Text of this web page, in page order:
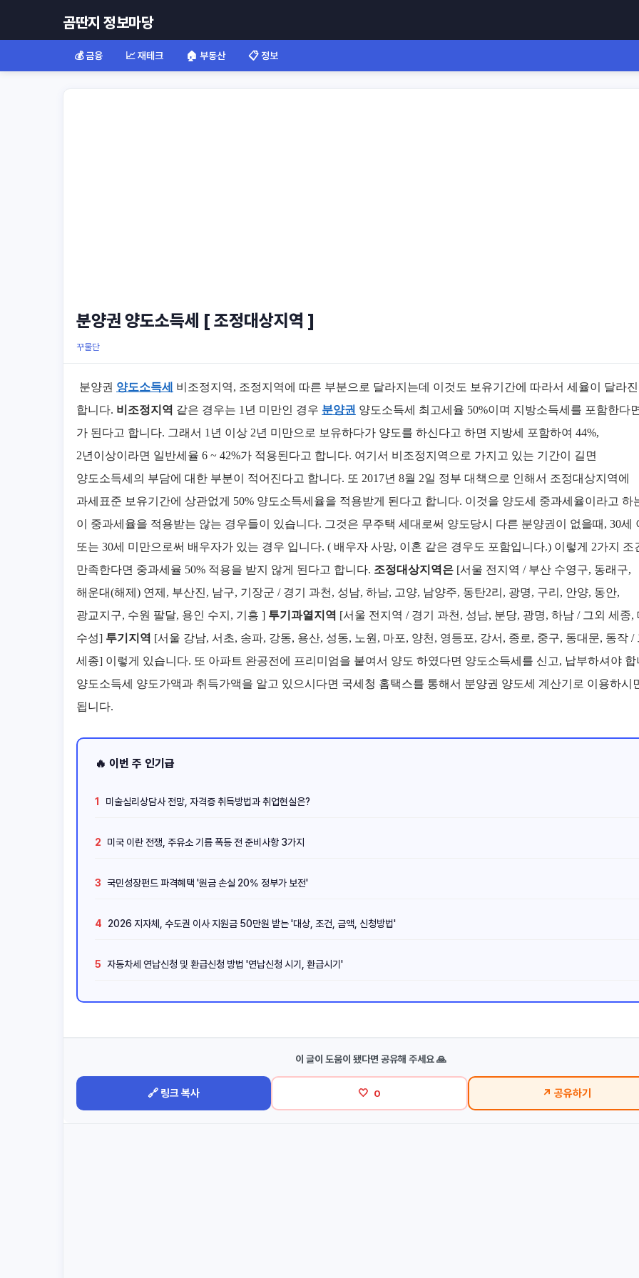
곰딴지 정보마당
💰 금융 📈 재테크 🏠 부동산 📋 정보
분양권 양도소득세 [ 조정대상지역 ]
꾸물단
분양권 양도소득세
비조정지역, 조정지역에 따른 부분으로 달라지는데 이것도 보유기간에 따라서 세율이 달라
합니다. 비조정지역 같은 경우는 1년 미만인 경우 분양권 양도소득세 최고세율 50%이며 지방소득세를 포함한다
가 된다고 합니다. 그래서 1년 이상 2년 미만으로 보유하다가 양도를 하신다고 하면 지방세 포함하여 44%,
2년이상이라면 일반세율 6 ~ 42%가 적용된다고 합니다. 여기서 비조정지역으로 가지고 있는 기간이 길면
양도소득세의 부담에 대한 부분이 적어진다고 합니다. 또 2017년 8월 2일 정부 대책으로 인해서 조정대상지역에
과세표준 보유기간에 상관없게 50% 양도소득세율을 적용받게 된다고 합니다. 이것을 양도세 중과세율이라고 하
이 중과세율을 적용받는 않는 경우들이 있습니다. 그것은 무주택 세대로써 양도당시 다른 분양권이 없을때, 30세
또는 30세 미만으로써 배우자가 있는 경우 입니다. ( 배우자 사망, 이혼 같은 경우도 포함입니다.) 이렇게 2가지 조
만족한다면 중과세율 50% 적용을 받지 않게 된다고 합니다. 조정대상지역은 [서울 전지역 / 부산 수영구, 동래구,
해운대(해제) 연제, 부산진, 남구, 기장군 / 경기 과천, 성남, 하남, 고양, 남양주, 동탄2리, 광명, 구리, 안양, 동안,
광교지구, 수원 팔달, 용인 수지, 기흥 ] 투기과열지역 [서울 전지역 / 경기 과천, 성남, 분당, 광명, 하남 / 그외 세종,
수성] 투기지역 [서울 강남, 서초, 송파, 강동, 용산, 성동, 노원, 마포, 양천, 영등포, 강서, 종로, 중구, 동대문, 동작 /
세종] 이렇게 있습니다. 또 아파트 완공전에 프리미엄을 붙여서 양도 하였다면 양도소득세를 신고, 납부하셔야 합
양도소득세 양도가액과 취득가액을 알고 있으시다면 국세청 홈택스를 통해서 분양권 양도세 계산기로 이용하시
됩니다.
🔥 이번 주 인기급
1 미술심리상담사 전망, 자격증 취득방법과 취업현실은?
2 미국 이란 전쟁, 주유소 기름 폭등 전 준비사항 3가지
3 국민성장펀드 파격혜택 '원금 손실 20% 정부가 보전'
4 2026 지자체, 수도권 이사 지원금 50만원 받는 '대상, 조건, 금액, 신청방법'
5 자동차세 연납신청 및 환급신청 방법 '연납신청 시기, 환급시기'
이 글이 도움이 됐다면 공유해 주세요 🙏
🔗 링크 복사 🤍 0 ↗ 공유하기